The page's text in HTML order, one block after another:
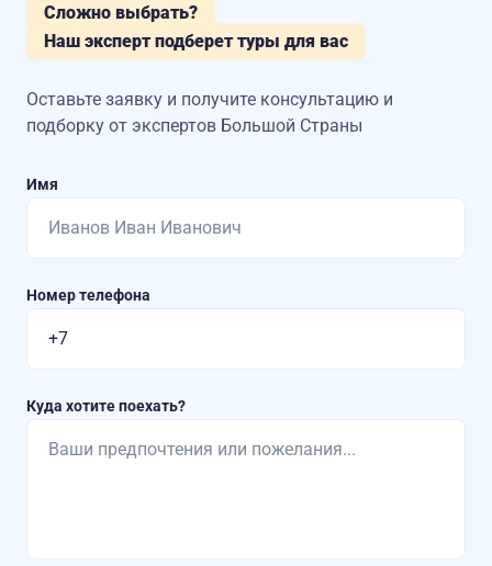
Сложно выбрать?
Наш эксперт подберет туры для вас
Оставьте заявку и получите консультацию и
подборку от экспертов Большой Страны
Имя
Номер телефона
Куда хотите поехать?